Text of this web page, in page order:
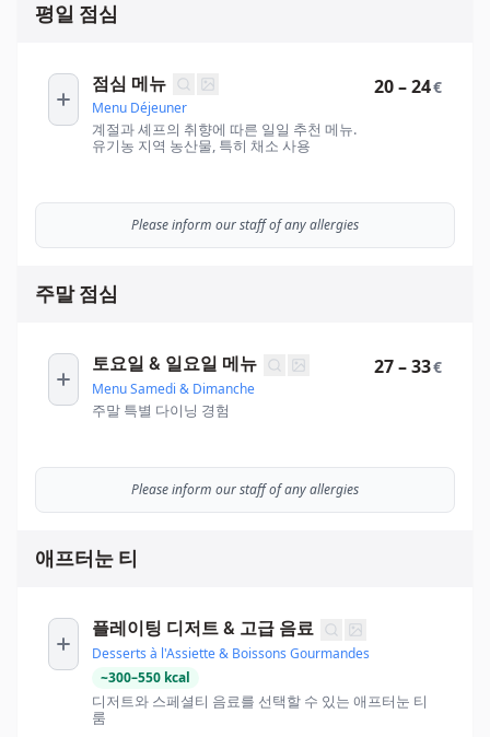
평일 점심
점심 메뉴
Menu Déjeuner
계절과 셰프의 취향에 따른 일일 추천 메뉴.
유기농 지역 농산물, 특히 채소 사용
20 – 24€
Please inform our staff of any allergies
주말 점심
토요일 & 일요일 메뉴
Menu Samedi & Dimanche
주말 특별 다이닝 경험
27 – 33€
Please inform our staff of any allergies
애프터눈 티
플레이팅 디저트 & 고급 음료
Desserts à l'Assiette & Boissons Gourmandes
~300–550 kcal
디저트와 스페셜티 음료를 선택할 수 있는 애프터눈 티
룸